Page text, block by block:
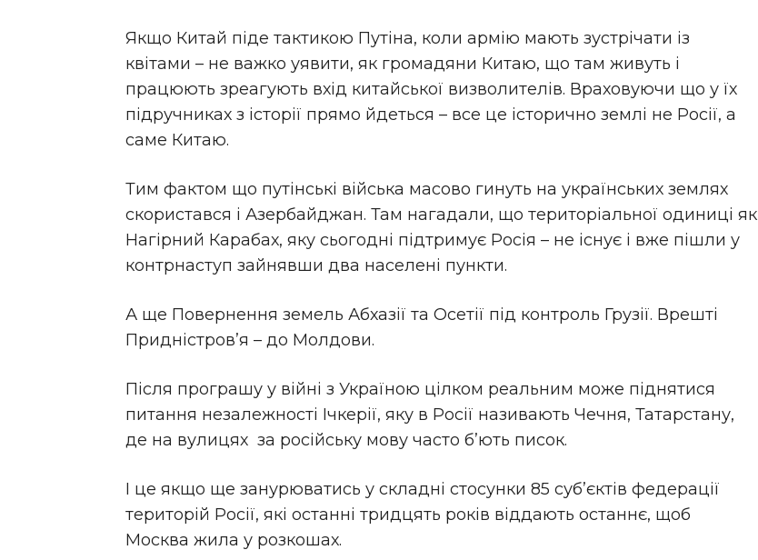
Якщо Китай піде тактикою Путіна, коли армію мають зустрічати із
квітами – не важко уявити, як громадяни Китаю, що там живуть і
працюють зреагують вхід китайської визволителів. Враховуючи що у їх
підручниках з історії прямо йдеться – все це історично землі не Росії, а
саме Китаю.
Тим фактом що путінські війська масово гинуть на українських землях
скористався і Азербайджан. Там нагадали, що територіальної одиниці як
Нагірний Карабах, яку сьогодні підтримує Росія – не існує і вже пішли у
контрнаступ зайнявши два населені пункти.
А ще Повернення земель Абхазії та Осетії під контроль Грузії. Врешті
Придністров’я – до Молдови.
Після програшу у війні з Україною цілком реальним може піднятися
питання незалежності Ічкерії, яку в Росії називають Чечня, Татарстану,
де на вулицях за російську мову часто б’ють писок.
І це якщо ще занурюватись у складні стосунки 85 суб’єктів федерації
територій Росії, які останні тридцять років віддають останнє, щоб
Москва жила у розкошах.